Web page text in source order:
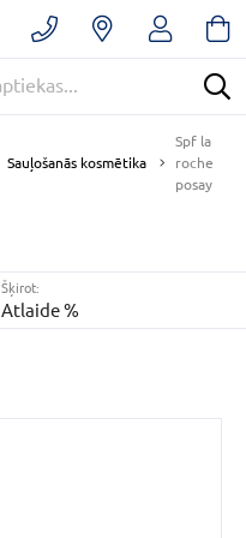
Sauļošanās kosmētika
Spf la
roche
posay
Šķirot:
Atlaide %